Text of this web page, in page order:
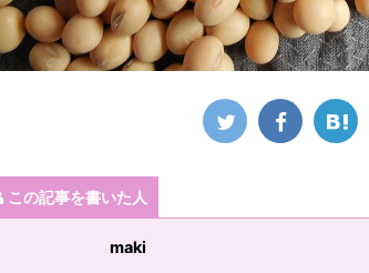
この記事を書いた人
maki